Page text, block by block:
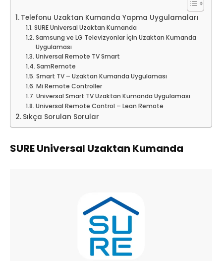
Telefonu Uzaktan Kumanda Yapma Uygulamaları
SURE Universal Uzaktan Kumanda
Samsung ve LG Televizyonlar İçin Uzaktan Kumanda
Uygulaması
Universal Remote TV Smart
SamRemote
Smart TV – Uzaktan Kumanda Uygulaması
Mi Remote Controller
Universal Smart TV Uzaktan Kumanda Uygulaması
Universal Remote Control – Lean Remote
Sıkça Sorulan Sorular
SURE Universal Uzaktan Kumanda